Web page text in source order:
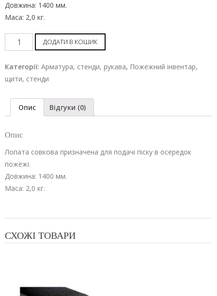
Довжина: 1400 мм.
Маса: 2,0 кг.
Лопата
совкова
шт
ДОДАТИ В КОШИК
Категорії: Арматура, стенди, рукава, Пожежний інвентар,
щити, стенди
Опис Відгуки (0)
Опис
Лопата совкова призначена для подачі піску в осередок
пожежі.
Довжина: 1400 мм.
Маса: 2,0 кг.
СХОЖІ ТОВАРИ